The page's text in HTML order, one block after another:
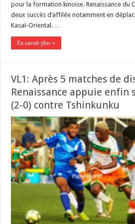
pour la formation kinoise. Renaissance du
deux succès d’affilée notamment en
Kasaï-Oriental. …
En savoir plus »
VL1: Après 5 matches de
Renaissance appuie enfin
(2-0) contre Tshinkunku